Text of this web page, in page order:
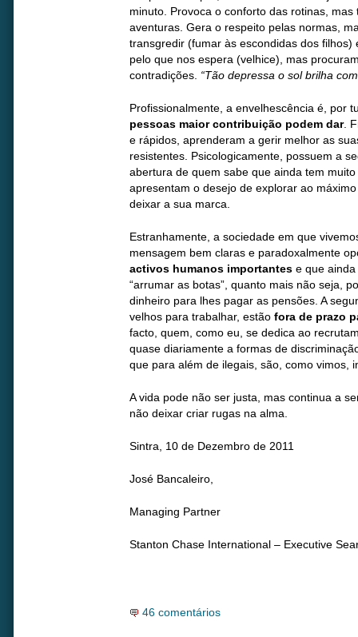
minuto. Provoca o conforto das rotinas,
aventuras. Gera o respeito pelas normas,
transgredir (fumar às escondidas dos filhos)
pelo que nos espera (velhice), mas
contradições. “Tão depressa o sol brilha
Profissionalmente, a envelhescência é, por
pessoas maior contribuição podem dar.
e rápidos, aprenderam a gerir melhor as
resistentes. Psicologicamente, possuem a
abertura de quem sabe que ainda tem
apresentam o desejo de explorar ao
deixar a sua marca.
Estranhamente, a sociedade em que
mensagem bem claras e paradoxalmente
activos humanos importantes e que
“arrumar as botas”, quanto mais não seja,
dinheiro para lhes pagar as pensões. A
velhos para trabalhar, estão fora de prazo
facto, quem, como eu, se dedica ao
quase diariamente a formas de
que para além de ilegais, são, como vimos,
A vida pode não ser justa, mas continua a
não deixar criar rugas na alma.
Sintra, 10 de Dezembro de 2011
José Bancaleiro,
Managing Partner
Stanton Chase International – Executive
46 comentários